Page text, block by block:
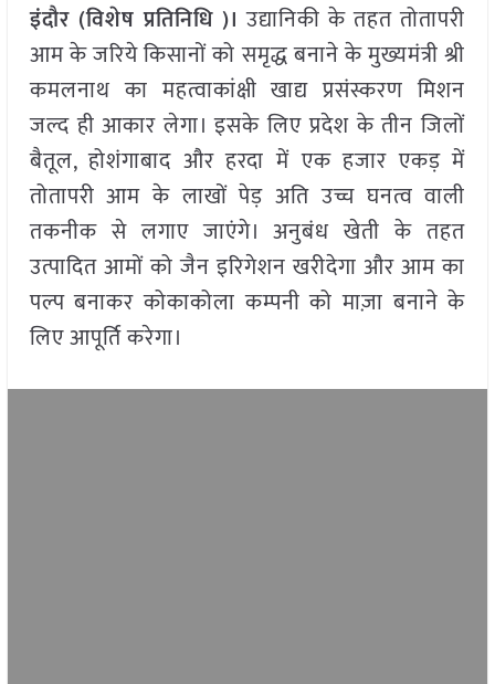
इंदौर (विशेष प्रतिनिधि )। उद्यानिकी के तहत तोतापरी
आम के जरिये किसानों को समृद्ध बनाने के मुख्यमंत्री श्री
कमलनाथ का महत्वाकांक्षी खाद्य प्रसंस्करण मिशन
जल्द ही आकार लेगा। इसके लिए प्रदेश के तीन जिलों
बैतूल, होशंगाबाद और हरदा में एक हजार एकड़ में
तोतापरी आम के लाखों पेड़ अति उच्च घनत्व वाली
तकनीक से लगाए जाएंगे। अनुबंध खेती के तहत
उत्पादित आमों को जैन इरिगेशन खरीदेगा और आम का
पल्प बनाकर कोकाकोला कम्पनी को माज़ा बनाने के
लिए आपूर्ति करेगा।